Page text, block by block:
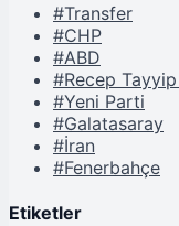
#Transfer
#CHP
#ABD
#Recep
#Yeni Parti
#Galatasaray
#İran
#Fenerbahçe
Etiketler